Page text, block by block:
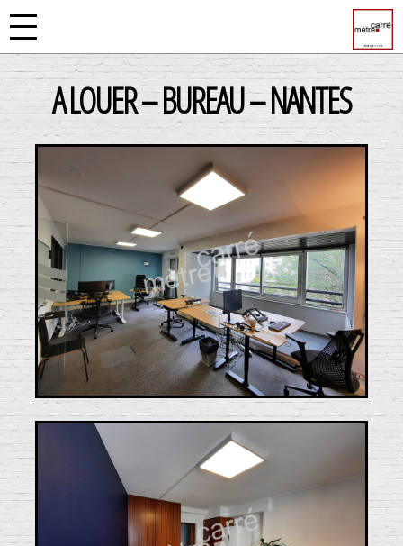
A LOUER – BUREAU – NANTES